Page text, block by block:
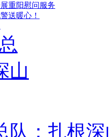
重阳慰问服务
送暖心！
队：扎根